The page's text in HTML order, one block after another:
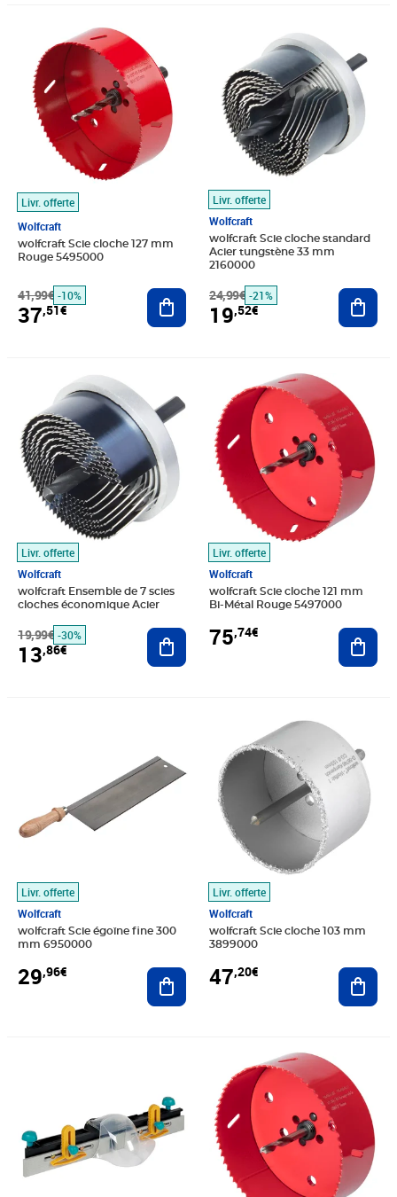
Livr. offerte
Wolfcraft
wolfcraft Scie cloche 127 mm
Rouge 5495000
41,99€
Prix barré 41,99€
-10%
37,51€
Ajouter au panier
Livr. offerte
Wolfcraft
wolfcraft Scie cloche standard
Acier tungstène 33 mm
2160000
24,99€ -21%
19,52€
Livr. offerte
Wolfcraft
wolfcraft Ensemble de 7 scies
cloches économique Acier
19,99€
Prix barré 19,99€
-30%
13,86€
Prix 13,86€
Ajouter au panier
Livr. offerte
Wolfcraft
wolfcraft Scie cloche 121 mm
Bi-Métal Rouge 5497000
75,74€
Prix 75,74€
Livr. offerte
Wolfcraft
wolfcraft Scie égoïne fine 300
mm 6950000
29,96€ Ajouter au panier
Livr. offerte
Wolfcraft
wolfcraft Scie cloche 103 mm
3899000
47,20€
Prix 61,03€